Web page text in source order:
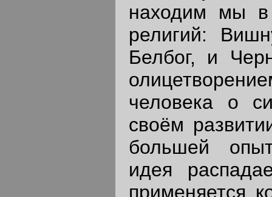
находим мы в
религий:
Белбог, и
человека о
своём
большей
идея
применяется